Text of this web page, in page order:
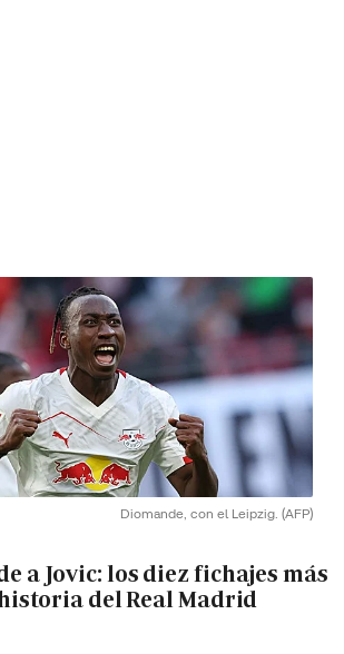
Diomande, con el Leipzig. (AFP)
a Jovic: los diez fichajes más
del Real Madrid